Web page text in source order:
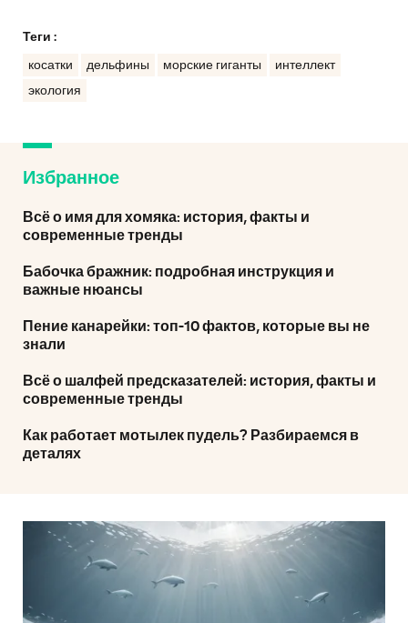
Теги :
косатки дельфины морские гиганты
интеллект
экология
Избранное
Всё о имя для хомяка: история, факты и
современные тренды
Бабочка бражник: подробная инструкция и
важные нюансы
Пение канарейки: топ-10 фактов, которые вы не
знали
Всё о шалфей предсказателей: история, факты и
современные тренды
Как работает мотылек пудель? Разбираемся в
деталях